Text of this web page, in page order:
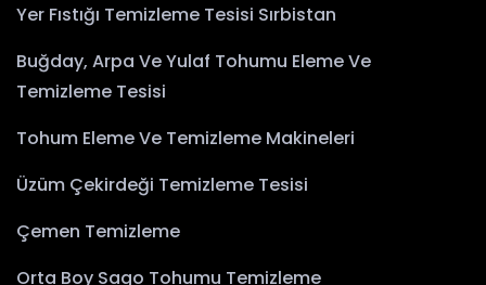
Yer Fıstığı Temizleme Tesisi Sırbistan
Buğday, Arpa Ve Yulaf Tohumu Eleme Ve
Temizleme Tesisi
Tohum Eleme Ve Temizleme Makineleri
Üzüm Çekirdeği Temizleme Tesisi
Çemen Temizleme
Orta Boy Sago Tohumu Temizleme